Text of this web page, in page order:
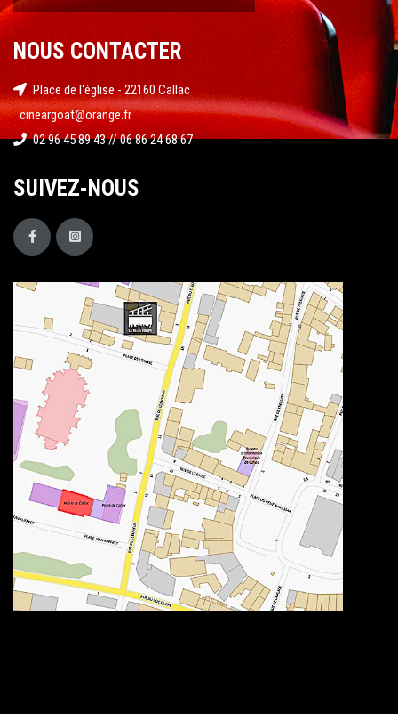
NOUS CONTACTER
Place de l'église - 22160 Callac
cineargoat@orange.fr
02 96 45 89 43 // 06 86 24 68 67
SUIVEZ-NOUS